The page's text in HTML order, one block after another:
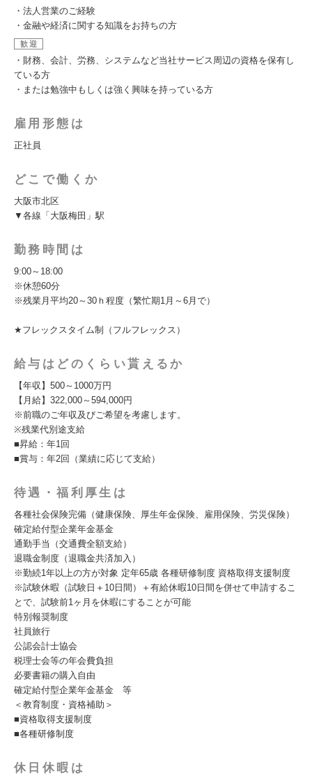
・法人営業のご経験
・金融や経済に関する知識をお持ちの方
歓迎
・財務、会計、労務、システムなど当社サービス周辺の資格を保有し
ている方
・または勉強中もしくは強く興味を持っている方
雇用形態は
正社員
どこで働くか
大阪市北区
▼各線「大阪梅田」駅
勤務時間は
9:00～18:00
※休憩60分
※残業月平均20～30ｈ程度（繁忙期1月～6月で）
★フレックスタイム制（フルフレックス）
給与はどのくらい貰えるか
【年収】500～1000万円
【月給】322,000～594,000円
※前職のご年収及びご希望を考慮します。
※残業代別途支給
■昇給：年1回
■賞与：年2回（業績に応じて支給）
待遇・福利厚生は
各種社会保険完備（健康保険、厚生年金保険、雇用保険、労災保険）
確定給付型企業年金基金
通勤手当（交通費全額支給）
退職金制度（退職金共済加入）
※勤続1年以上の方が対象 定年65歳 各種研修制度 資格取得支援制度
※試験休暇（試験日＋10日間）＋有給休暇10日間を併せて申請するこ
とで、試験前1ヶ月を休暇にすることが可能
特別報奨制度
社員旅行
公認会計士協会
税理士会等の年会費負担
必要書籍の購入自由
確定給付型企業年金基金 等
＜教育制度・資格補助＞
■資格取得支援制度
■各種研修制度
休日休暇は